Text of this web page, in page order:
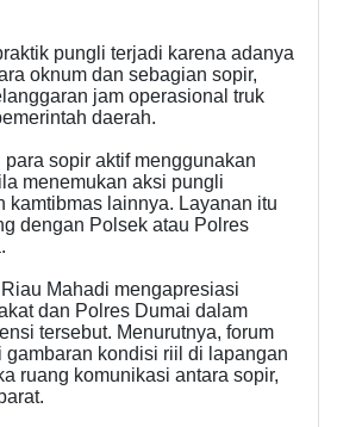
pungli terjadi karena adanya
oknum dan sebagian sopir,
jam operasional truk
daerah.
para sopir aktif menggunakan
menemukan aksi pungli
kamtibmas lainnya. Layanan itu
dengan Polsek atau Polres
Mahadi mengapresiasi
dan Polres Dumai dalam
tersebut. Menurutnya, forum
gambaran kondisi riil di lapangan
ruang komunikasi antara sopir,